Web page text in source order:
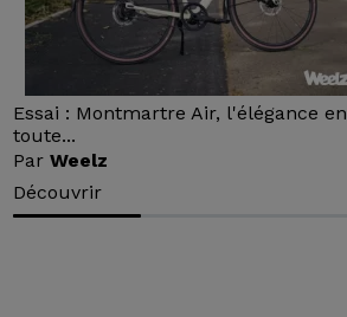
Essai : Montmartre Air, l'élégance en
toute...
ParWeelz
Découvrir